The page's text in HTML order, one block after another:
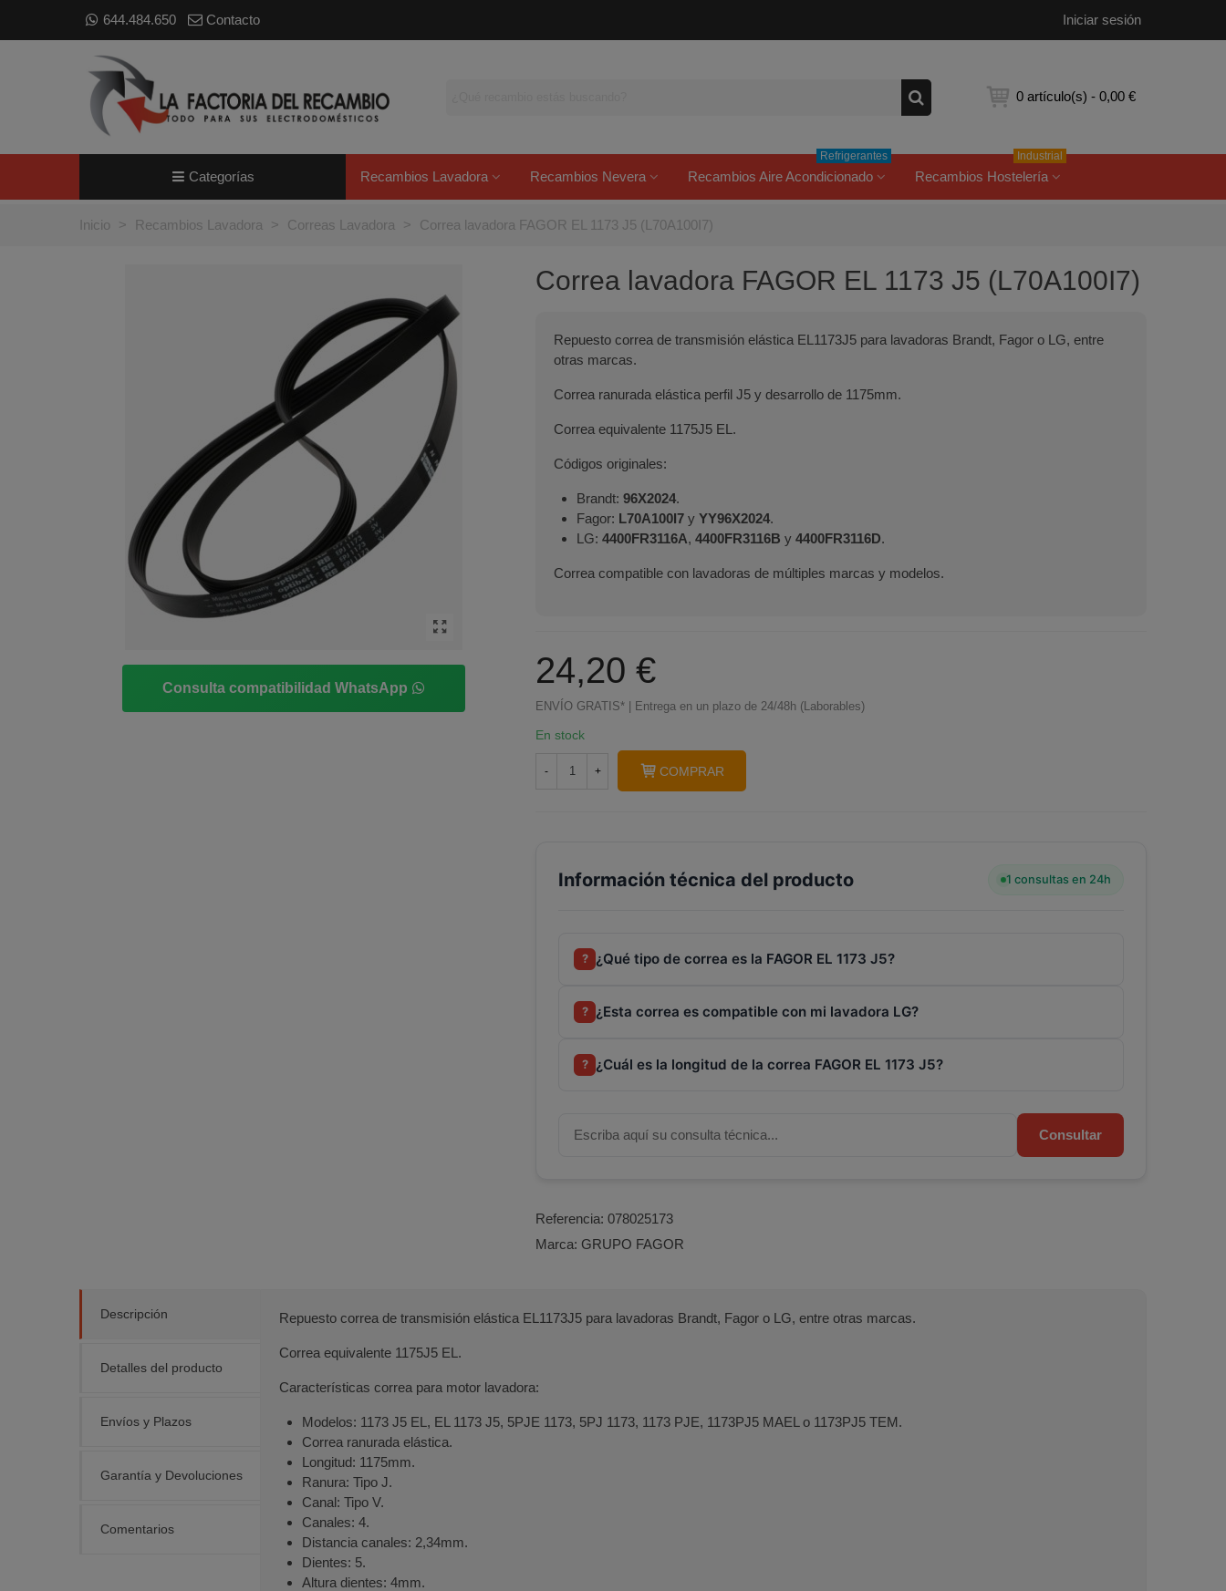
644.484.650 Contacto Iniciar sesión
0 artículo(s) - 0,00 €
Categorías Recambios Lavadora Recambios Nevera Recambios Aire Acondicionado
Refrigerantes
Recambios Hostelería
Industrial
Inicio > Recambios Lavadora > Correas Lavadora > Correa lavadora FAGOR EL 1173 J5 (L70A100I7)
Consulta compatibilidad WhatsApp
Correa lavadora FAGOR EL 1173 J5 (L70A100I7)
Repuesto correa de transmisión elástica EL1173J5 para lavadoras Brandt, Fagor o LG, entre
otras marcas.
Correa ranurada elástica perfil J5 y desarrollo de 1175mm.
Correa equivalente 1175J5 EL.
Códigos originales:
Brandt: 96X2024.
Fagor: L70A100I7 y YY96X2024.
LG: 4400FR3116A, 4400FR3116B y 4400FR3116D.
Correa compatible con lavadoras de múltiples marcas y modelos.
24,20 €
ENVÍO GRATIS* | Entrega en un plazo de 24/48h (Laborables)
En stock
- + COMPRAR
Información técnica del producto 1 consultas en 24h
? ¿Qué tipo de correa es la FAGOR EL 1173 J5?
? ¿Esta correa es compatible con mi lavadora LG?
? ¿Cuál es la longitud de la correa FAGOR EL 1173 J5?
Consultar
Referencia: 078025173
Marca: GRUPO FAGOR
Descripción
Detalles del producto
Envíos y Plazos
Garantía y Devoluciones
Comentarios
Repuesto correa de transmisión elástica EL1173J5 para lavadoras Brandt, Fagor o LG, entre otras marcas.
Correa equivalente 1175J5 EL.
Características correa para motor lavadora:
Modelos: 1173 J5 EL, EL 1173 J5, 5PJE 1173, 5PJ 1173, 1173 PJE, 1173PJ5 MAEL o 1173PJ5 TEM.
Correa ranurada elástica.
Longitud: 1175mm.
Ranura: Tipo J.
Canal: Tipo V.
Canales: 4.
Distancia canales: 2,34mm.
Dientes: 5.
Altura dientes: 4mm.